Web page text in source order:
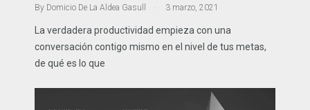
By Domicio De La Aldea Gasull . 3 marzo, 2021
La verdadera productividad empieza con una
conversación contigo mismo en el nivel de tus metas,
de qué es lo que